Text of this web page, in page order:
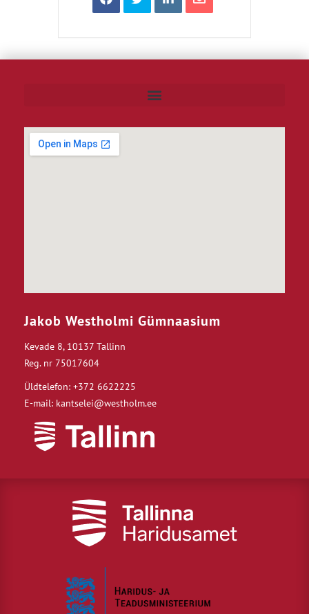
Jakob Westholmi Gümnaasium
Kevade 8, 10137 Tallinn
Reg. nr 75017604
Üldtelefon: +372 6622225
E-mail: kantselei@westholm.ee